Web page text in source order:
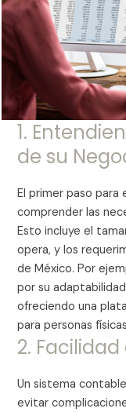
1.
de su
El primer paso
comprender las
Esto incluye el
opera, y los
de México. Por
por su
ofreciendo una
para personas
2. Facilidad
Un sistema
evitar